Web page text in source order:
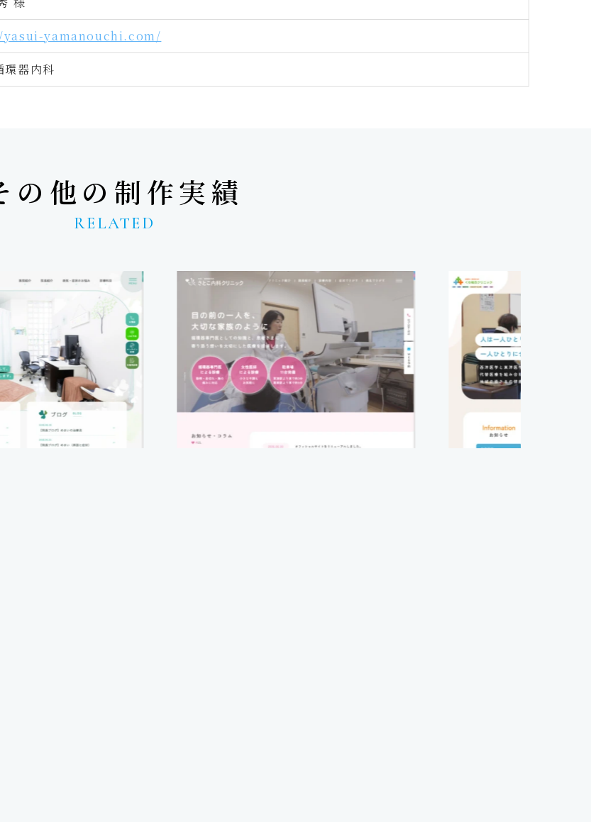
yamanouchi.com/
環器内科
の他の制作実績
RELATED